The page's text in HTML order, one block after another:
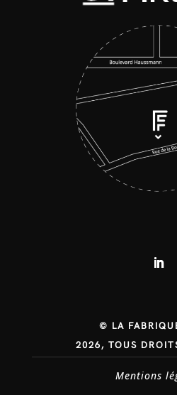
© LA
2026, TOUS
Mentions